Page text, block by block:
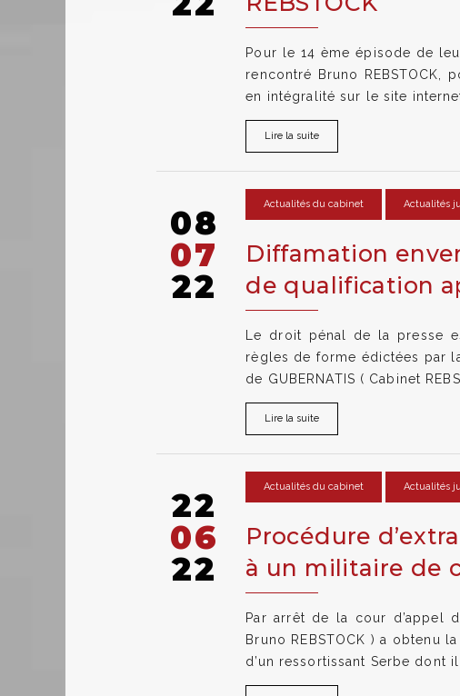
Pour le 14 ème épisode de
rencontré Bruno REBSTOCK,
en intégralité sur le site
Lire la suite
08
07
22
Actualités du cabinet Actualités
Diffamation
de qualification
Le droit pénal de la presse
règles de forme édictées par
de GUBERNATIS ( Cabinet
Lire la suite
22
06
22
Actualités du cabinet Actualités
Procédure
à un militaire de
Par arrêt de la cour d’appel
Bruno REBSTOCK ) a obtenu
d’un ressortissant Serbe dont